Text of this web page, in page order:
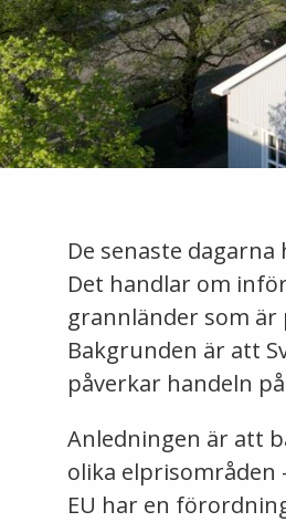
De senaste
Det handlar om
grannländer som är
Bakgrunden är att
påverkar handeln
Anledningen är att
olika elprisområden
EU har en